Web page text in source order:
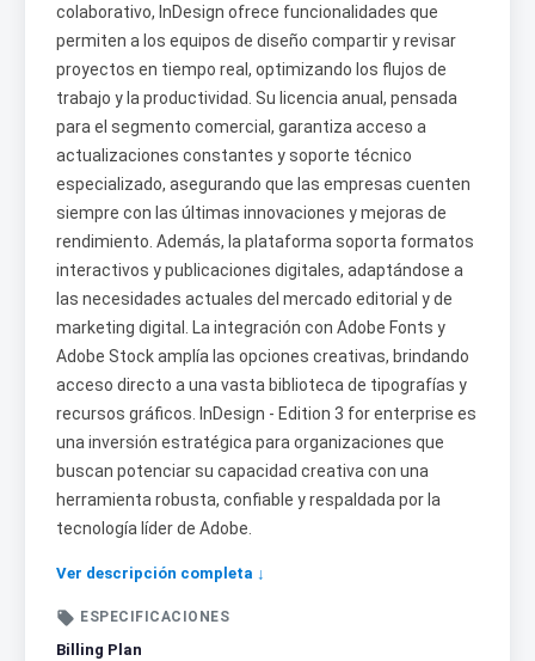
colaborativo, InDesign ofrece funcionalidades que
permiten a los equipos de diseño compartir y revisar
proyectos en tiempo real, optimizando los flujos de
trabajo y la productividad. Su licencia anual, pensada
para el segmento comercial, garantiza acceso a
actualizaciones constantes y soporte técnico
especializado, asegurando que las empresas cuenten
siempre con las últimas innovaciones y mejoras de
rendimiento. Además, la plataforma soporta formatos
interactivos y publicaciones digitales, adaptándose a
las necesidades actuales del mercado editorial y de
marketing digital. La integración con Adobe Fonts y
Adobe Stock amplía las opciones creativas, brindando
acceso directo a una vasta biblioteca de tipografías y
recursos gráficos. InDesign - Edition 3 for enterprise es
una inversión estratégica para organizaciones que
buscan potenciar su capacidad creativa con una
herramienta robusta, confiable y respaldada por la
tecnología líder de Adobe.
Ver descripción completa ↓
 ESPECIFICACIONES
Billing Plan